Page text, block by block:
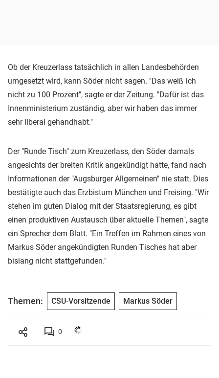
Ob der Kreuzerlass tatsächlich in allen Landesbehörden
umgesetzt wird, kann Söder nicht sagen. "Das weiß ich
nicht zu 100 Prozent", sagte er der Zeitung. "Dafür ist das
Innenministerium zuständig, aber wir haben das immer
sehr liberal gehandhabt."
Der "Runde Tisch" zum Kreuzerlass, den Söder damals
angesichts der breiten Kritik angekündigt hatte, fand nach
Informationen der "Augsburger Allgemeinen" nie statt. Dies
bestätigte auch das Erzbistum München und Freising. "Wir
stehen im guten Dialog mit der Staatsregierung, es gibt
einen produktiven Austausch über aktuelle Themen", sagte
ein Sprecher dem Blatt. "Ein Treffen im Rahmen eines von
Markus Söder angekündigten Runden Tisches hat aber
bislang nicht stattgefunden."
Themen: CSU-Vorsitzende Markus Söder
0